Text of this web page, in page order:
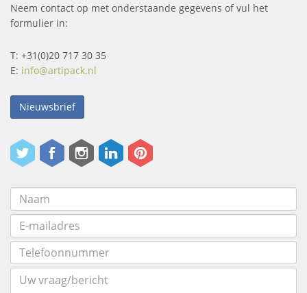
Neem contact op met onderstaande gegevens of vul het
formulier in:
T: +31(0)20 717 30 35
E: info@artipack.nl
Nieuwsbrief